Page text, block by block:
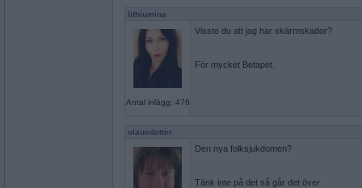
lithiumina
Antal inlägg: 476
Visste du att jag har skärmskador?
För mycket Betapet.
olausdotter
Den nya folksjukdomen?
Tänk inte på det så går det över